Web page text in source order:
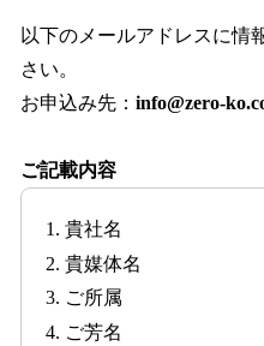
以下のメールアドレスに情
さい。
お申込み先： info@zero-
ご記載内容
1. 貴社名
2. 貴媒体名
3. ご所属
4. ご芳名